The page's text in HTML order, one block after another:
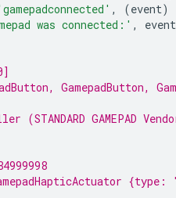
, (event)
was connected:' ,
event
GamepadButton,
(STANDARD GAMEPAD
{type: